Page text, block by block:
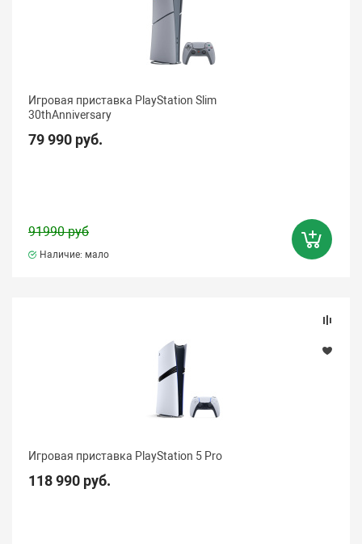
Игровая приставка PlayStation Slim
30thAnniversary
79 990 руб.
91990 руб
Наличие: мало
Игровая приставка PlayStation 5 Pro
118 990 руб.